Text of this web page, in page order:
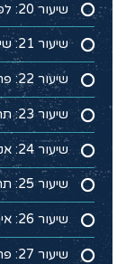
שיעור 20: לפי מה להחליט איזו צורת אקורד לנגן
שיעור 21: שיחת עידוד והכוונה
שיעור 22: פריטת רוק 2
שיעור 23: תרגול פריטת רוק 2
שיעור 24: אקורדים עם בסים מתחלפים
שיעור 25: תרגול אקורדים עם בסים מתחלפים
שיעור 26: איך לא להיתקע עם אקורדים בשירים
שיעור 27: פריטת רוק 3